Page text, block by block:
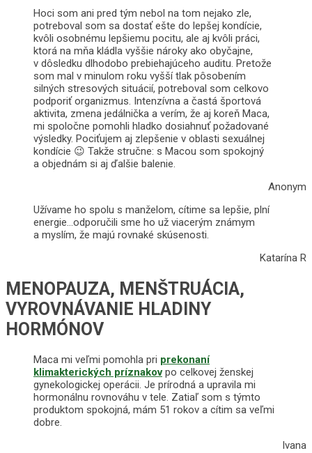
Hoci som ani pred tým nebol na tom nejako zle,
potreboval som sa dostať ešte do lepšej kondície,
kvôli osobnému lepšiemu pocitu, ale aj kvôli práci,
ktorá na mňa kládla vyššie nároky ako obyčajne,
v dôsledku dlhodobo prebiehajúceho auditu. Pretože
som mal v minulom roku vyšší tlak pôsobením
silných stresových situácií, potreboval som celkovo
podporiť organizmus. Intenzívna a častá športová
aktivita, zmena jedálnička a verím, že aj koreň Maca,
mi spoločne pomohli hladko dosiahnuť požadované
výsledky. Pociťujem aj zlepšenie v oblasti sexuálnej
kondície 😉 Takže stručne: s Macou som spokojný
a objednám si aj ďalšie balenie.
Anonym
Užívame ho spolu s manželom, cítime sa lepšie, plní
energie…odporučili sme ho už viacerým známym
a myslím, že majú rovnaké skúsenosti.
Katarína R
MENOPAUZA, MENŠTRUÁCIA,
VYROVNÁVANIE HLADINY
HORMÓNOV
Maca mi veľmi pomohla pri prekonaní
klimakterických príznakovpo celkovej ženskej
gynekologickej operácii. Je prírodná a upravila mi
hormonálnu rovnováhu v tele. Zatiaľ som s týmto
produktom spokojná, mám 51 rokov a cítim sa veľmi
dobre.
Ivana